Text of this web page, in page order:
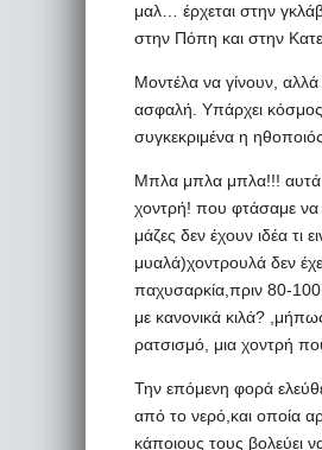
μαλ… έρχεται στην
στην Πόπη και στην
Μοντέλα να γίνουν, αλλά
ασφαλή. Υπάρχει
συγκεκριμένα η ηθοποιός.
Μπλα μπλα μπλα!!! αυτά
χοντρή! που φτάσαμε να
μάζες δεν έχουν ιδέα τι
μυαλά)χοντρουλά δεν
παχυσαρκία,πριν 80-100
με κανονικά κιλά?
ρατσισμό, μια χοντρή
Την επόμενη φορά
από το νερό,και οποία
κάποιους τους βολεύει